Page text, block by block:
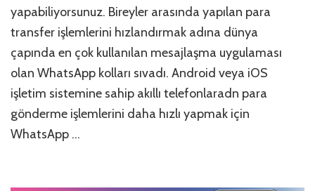
yapabiliyorsunuz. Bireyler arasında yapılan para
transfer işlemlerini hızlandırmak adına dünya
çapında en çok kullanılan mesajlaşma uygulaması
olan WhatsApp kolları sıvadı. Android veya iOS
işletim sistemine sahip akıllı telefonlaradn para
gönderme işlemlerini daha hızlı yapmak için
WhatsApp …